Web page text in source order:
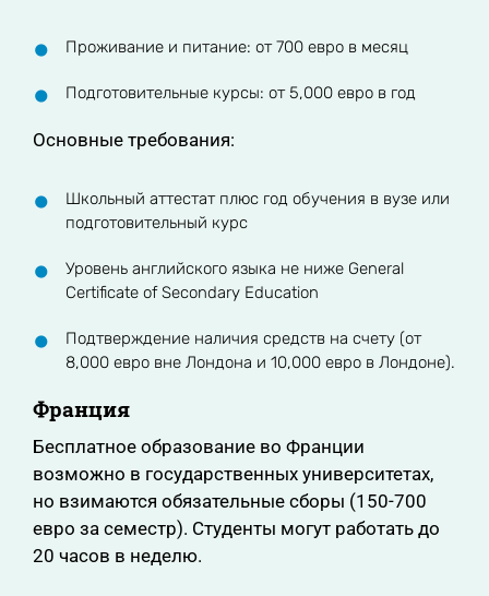
Проживание и питание: от 700 евро в месяц
Подготовительные курсы: от 5,000 евро в год
Основные требования:
Школьный аттестат плюс год обучения в вузе или
подготовительный курс
Уровень английского языка не ниже General
Certificate of Secondary Education
Подтверждение наличия средств на счету (от
8,000 евро вне Лондона и 10,000 евро в Лондоне).
Франция
Бесплатное образование во Франции
возможно в государственных университетах,
но взимаются обязательные сборы (150-700
евро за семестр). Студенты могут работать до
20 часов в неделю.